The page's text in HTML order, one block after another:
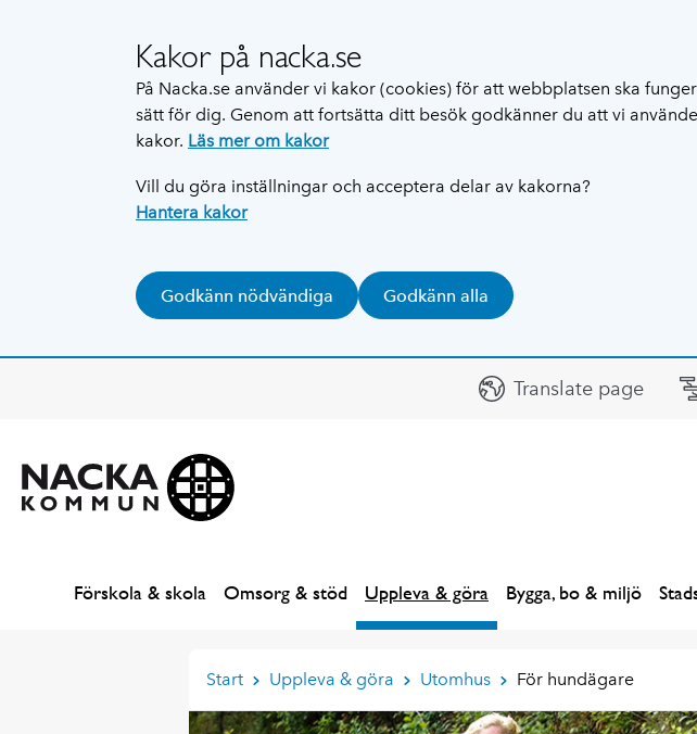
Kakor på nacka.se
På Nacka.se använder vi kakor (cookies) för att webbplatsen ska
sätt för dig. Genom att fortsätta ditt besök godkänner du att vi
kakor. Läs mer om kakor
Vill du göra inställningar och acceptera delar av kakorna?
Hantera kakor
Godkänn nödvändiga Godkänn alla
Translate page
Förskola & skola Omsorg & stöd Uppleva & göra Bygga, bo & miljö
Start Uppleva & göra Utomhus För hundägare